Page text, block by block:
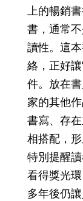
上的暢銷
書，通常
讀性。這
絡，正好
件。放在
家的其他
書寫、存
相搭配，
特別提醒
看得獎光
多年後仍